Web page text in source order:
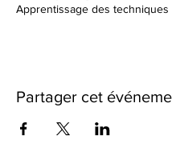
Apprentissage des techniques
différente à chaque fois. Nous
cuissons et des différents
Partager cet